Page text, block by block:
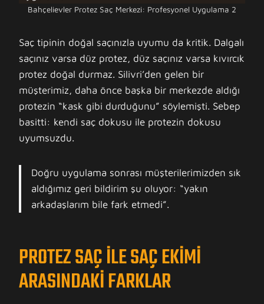
Bahçelievler Protez Saç Merkezi: Profesyonel Uygulama 2
Saç tipinin doğal saçınızla uyumu da kritik. Dalgalı
saçınız varsa düz protez, düz saçınız varsa kıvırcık
protez doğal durmaz. Silivri’den gelen bir
müşterimiz, daha önce başka bir merkezde aldığı
protezin “kask gibi durduğunu” söylemişti. Sebep
basitti: kendi saç dokusu ile protezin dokusu
uyumsuzdu.
Doğru uygulama sonrası müşterilerimizden sık
aldığımız geri bildirim şu oluyor: “yakın
arkadaşlarım bile fark etmedi”.
PROTEZ SAÇ ILE SAÇ EKIMI
ARASINDAKI FARKLAR